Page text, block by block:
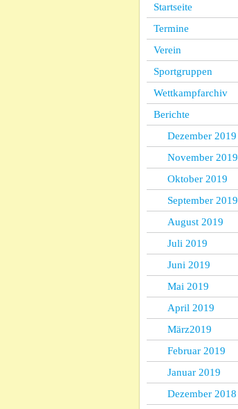
Startseite
Termine
Verein
Sportgruppen
Wettkampfarchiv
Berichte
Dezember 2019
November 2019
Oktober 2019
September 2019
August 2019
Juli 2019
Juni 2019
Mai 2019
April 2019
März2019
Februar 2019
Januar 2019
Dezember 2018